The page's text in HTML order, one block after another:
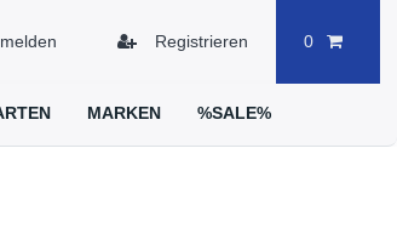
Registrieren 0
MARKEN %SALE%